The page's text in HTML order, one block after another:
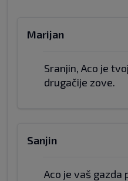
Marijan
Sranjin, Aco je
drugačije zove.
Sanjin
Aco je vaš gazda